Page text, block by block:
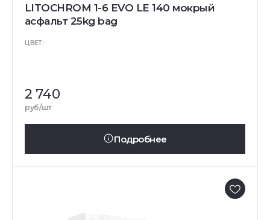
LITOCHROM 1-6 EVO LE 140 мокрый
асфальт 25kg bag
ЦВЕТ:
2 740
руб/шт
Подробнее